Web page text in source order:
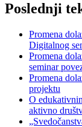
Poslednji
Promena
Digitalnog
Promena
seminar
Promena
projektu
O
aktivno